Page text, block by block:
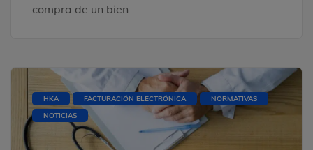
compra de un bien
HKA FACTURACIÓN ELECTRÓNICA
NORMATIVAS
NOTICIAS